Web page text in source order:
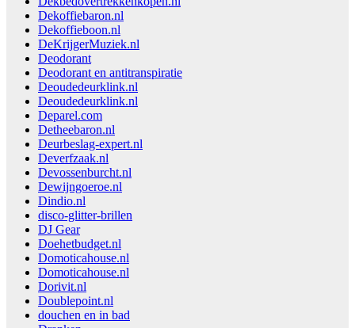
Dekoffiebaron.nl
Dekoffieboon.nl
DeKrijgerMuziek.nl
Deodorant
Deodorant en antitranspiratie
Deoudedeurklink.nl
Deoudedeurklink.nl
Deparel.com
Detheebaron.nl
Deurbeslag-expert.nl
Deverfzaak.nl
Devossenburcht.nl
Dewijngoeroe.nl
Dindio.nl
disco-glitter-brillen
DJ Gear
Doehetbudget.nl
Domoticahouse.nl
Domoticahouse.nl
Dorivit.nl
Doublepoint.nl
douchen en in bad